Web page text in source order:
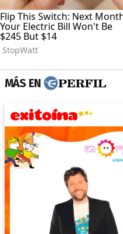
MÁS EN